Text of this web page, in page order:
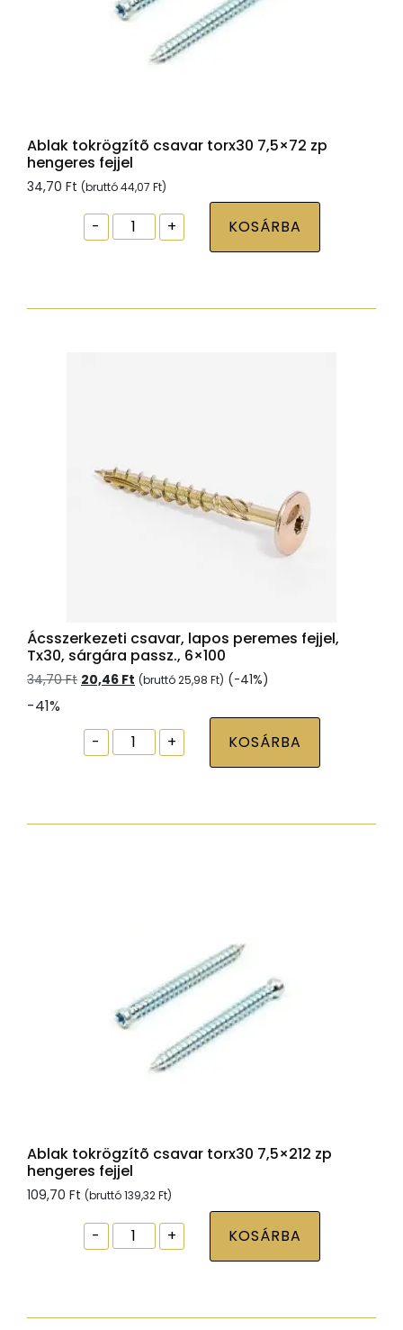
Ablak tokrögzítõ csavar torx30 7,5×72 zp
hengeres fejjel
34,70 Ft (bruttó44,07 Ft)
-
Ablak
tokrögzítõ
7,5x72
+ KOSÁRBA
Ácsszerkezeti csavar, lapos peremes fejjel,
Tx30, sárgára passz., 6×100
34,70Ft Original
34,70 Ft.
20,46 Ft Current
20,46 Ft.
(bruttó25,98 Ft) (-41%)
-41%
-
Ácsszerkezeti
csavar,
fejjel,
+ KOSÁRBA
Ablak tokrögzítõ csavar torx30 7,5×212 zp
hengeres fejjel
109,70 Ft (bruttó139,32Ft)
-
Ablak
tokrögzítõ
7,5x212
+ KOSÁRBA